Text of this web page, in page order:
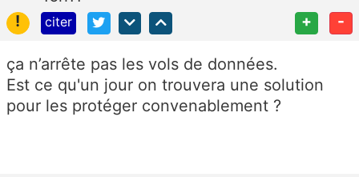
!
citer + -
ça n’arrête pas les vols de données.
Est ce qu'un jour on trouvera une solution
pour les protéger convenablement ?